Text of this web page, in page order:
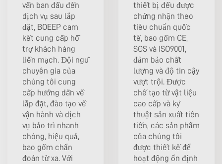
vấn ban đầu đến
dịch vụ sau lắp
đặt, BOEEP cam
kết cung cấp hỗ
trợ khách hàng
liền mạch. Đội ngũ
chuyên gia của
chúng tôi cung
cấp hướng dẫn về
lắp đặt, đào tạo về
vận hành và dịch
vụ bảo trì nhanh
chóng, hiệu quả,
bao gồm chẩn
đoán từ xa. Với
thiết bị đều được
chứng nhận theo
tiêu chuẩn quốc
tế, bao gồm CE,
SGS và ISO9001,
đảm bảo chất
lượng và độ tin cậy
vượt trội. Được
chế tạo từ vật liệu
cao cấp và kỹ
thuật sản xuất tiên
tiến, các sản phẩm
của chúng tôi
được thiết kế để
hoạt động ổn định